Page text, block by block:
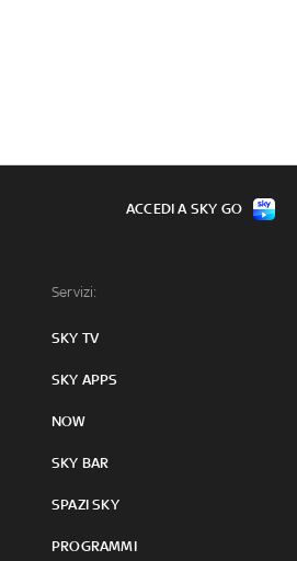
Servizi:
SKY TV
SKY APPS
NOW
SKY BAR
SPAZI SKY
PROGRAMMI
ACCEDI A SKY GO